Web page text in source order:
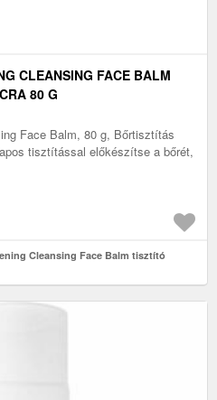
CLEANSING FACE BALM
80 G
Face Balm, 80 g, Bőrtisztítás
tisztítással előkészítse a bőrét,
Cleansing Face Balm tisztító